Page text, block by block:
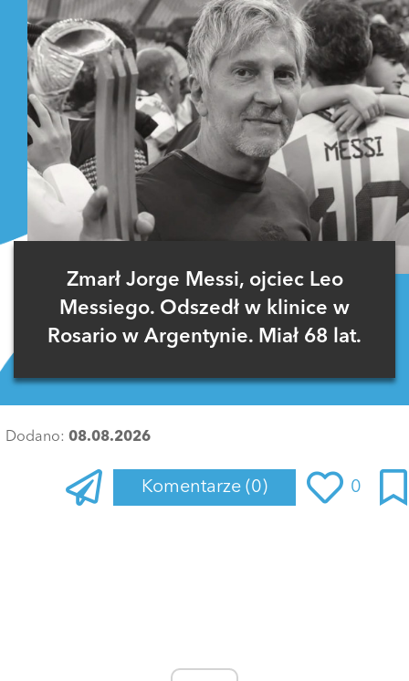
Zmarł Jorge Messi, ojciec Leo
Messiego. Odszedł w klinice w
Rosario w Argentynie. Miał 68 lat.
Dodano: 08.08.2026
Komentarze (0) 0